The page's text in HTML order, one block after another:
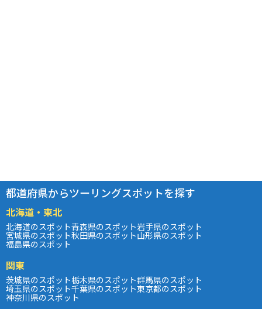
都道府県からツーリングスポットを探す
北海道・東北
北海道のスポット青森県のスポット岩手県のスポット
宮城県のスポット秋田県のスポット山形県のスポット
福島県のスポット
関東
茨城県のスポット栃木県のスポット群馬県のスポット
埼玉県のスポット千葉県のスポット東京都のスポット
神奈川県のスポット